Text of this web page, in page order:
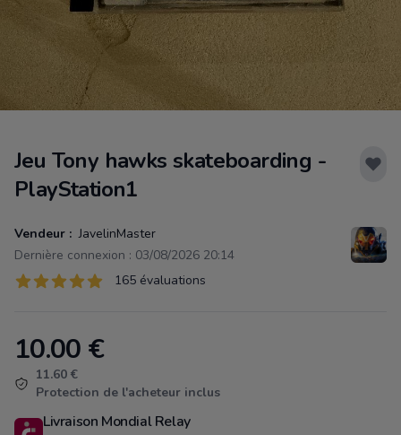
Jeu Tony hawks skateboarding -
PlayStation1
Vendeur : JavelinMaster
Dernière connexion : 03/08/2026 20:14
Évaluations
165 sur 5 étoiles165 évaluations
Product information
10.00 €
11.60 €
Protection de l'acheteur inclus
Livraison Mondial Relay